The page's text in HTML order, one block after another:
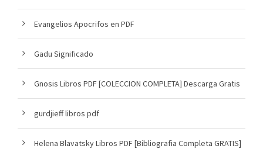
Evangelios Apocrifos en PDF
Gadu Significado
Gnosis Libros PDF [COLECCION COMPLETA] Descarga Gratis
gurdjieff libros pdf
Helena Blavatsky Libros PDF [Bibliografia Completa GRATIS]